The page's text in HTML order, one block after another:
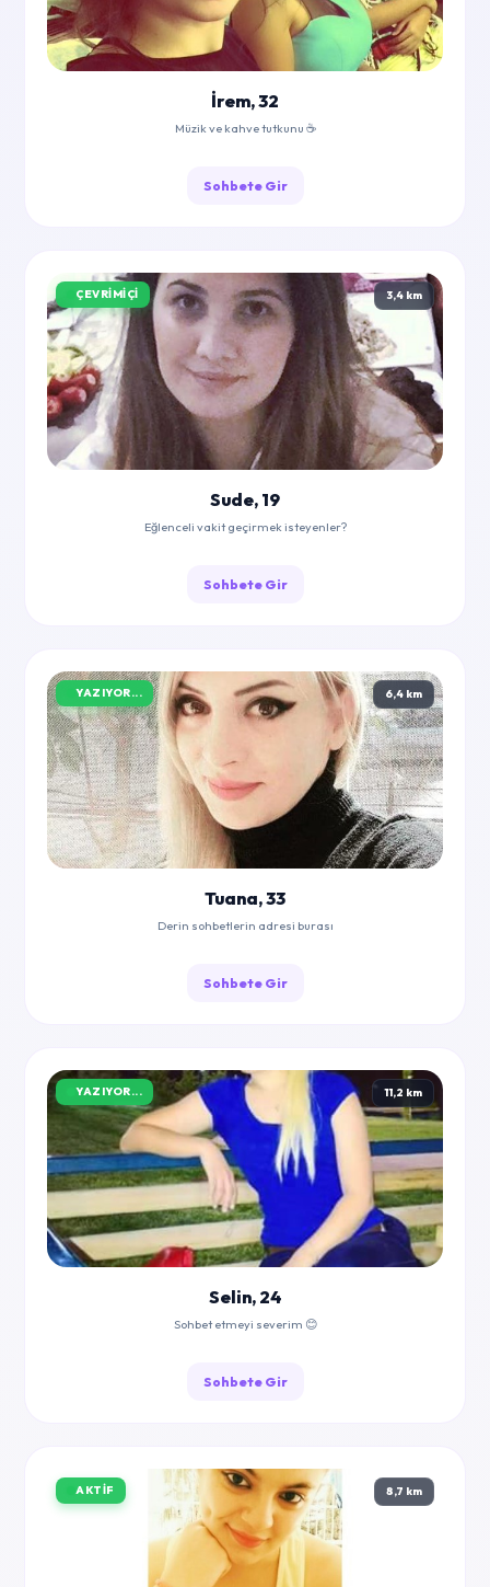
İrem, 32
Müzik ve kahve tutkunu ☕
Sohbete Gir
ÇEVRIMIÇI 3,4 km
Sude, 19
Eğlenceli vakit geçirmek isteyenler?
Sohbete Gir
YAZIYOR... 6,4 km
Tuana, 33
Derin sohbetlerin adresi burası
Sohbete Gir
YAZIYOR... 11,2 km
Selin, 24
Sohbet etmeyi severim 😊
Sohbete Gir
AKTIF 8,7 km